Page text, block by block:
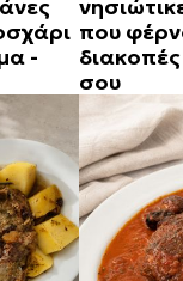
-
που
σου